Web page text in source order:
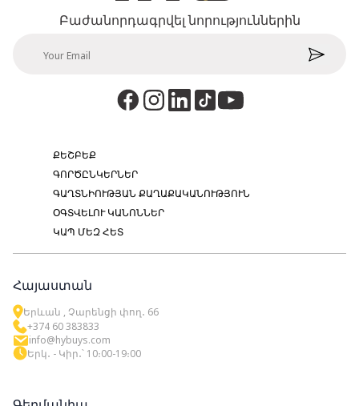
Բաժանորդագրվել նորություններին
ՔԵՇԲԵՔ
ԳՈՐԾԸՆԿԵՐՆԵՐ
ԳԱՂՏՆԻՈՒԹՅԱՆ ՔԱՂԱՔԱԿԱՆՈՒԹՅՈՒՆ
ՕԳՏՎԵԼՈՒ ԿԱՆՈՆՆԵՐ
ԿԱՊ ՄԵԶ ՀԵՏ
Հայաստան
Երևան , Չարենցի փող․ 66
+374 60 383833
info@hybuys.com
Երկ․ - Կիր․՝ 10։00-19։00